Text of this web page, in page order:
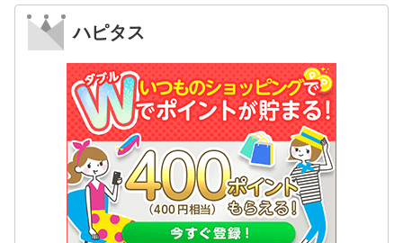
ハピタス